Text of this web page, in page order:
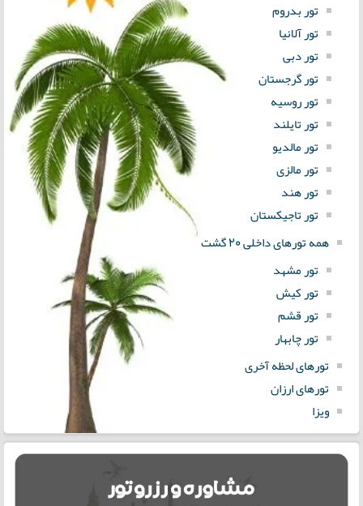
تور بدروم
تور آلانیا
تور دبی
تور گرجستان
تور روسیه
تور تایلند
تور مالدیو
تور مالزی
تور هند
تور تاجیکستان
همه تورهای داخلی 20 گشت
تور مشهد
تور کیش
تور قشم
تور چابهار
تورهای لحظه آخری
تورهای ارزان
ویزا